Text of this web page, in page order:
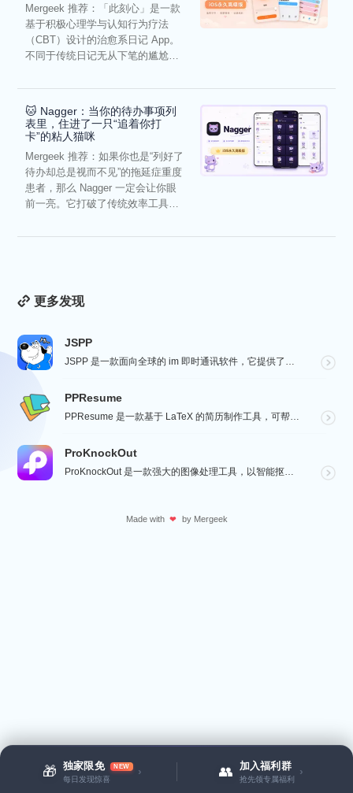
🎁 独家限免 NEW
每日发现惊喜
› 👥 加入福利群
抢先领专属福利
›
Mergeek 推荐：「此刻心」是一款
基于积极心理学与认知行为疗法
（CBT）设计的治愈系日记 App。
不同于传统日记无从下笔的尴尬，
🐱 Nagger：当你的待办事项列
表里，住进了一只“追着你打
卡”的粘人猫咪
Mergeek 推荐：如果你也是“列好了
待办却总是视而不见”的拖延症重度
患者，那么 Nagger 一定会让你眼
前一亮。它打破了传统效率工具冰
更多发现
JSPP
JSPP 是一款面向全球的 im 即时通讯软件，它提供了安全、稳定、高效的通讯服务，免费音视频通话，...
PPResume
PPResume 是一款基于 LaTeX 的简历制作工具，可帮助用户在几分钟内快速制作精美、排版良好...
ProKnockOut
ProKnockOut 是一款强大的图像处理工具，以智能抠图为核心，集成了图片合成、人像美容、照片编...
Made with ❤ by Mergeek